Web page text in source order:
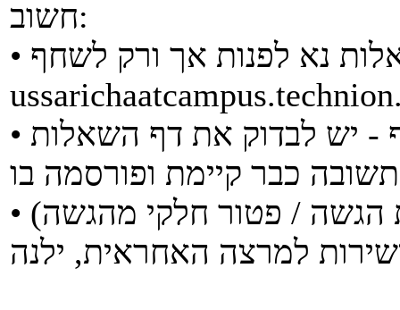
חשוב:
נא לפנות אך ורק לשחף
• לפני ששולחים שאלה לשחף - יש לבדוק את דף השאלות
• לטיפול במשרתי מילואים (הארכות הגשה / פטור חלקי מהגשה)